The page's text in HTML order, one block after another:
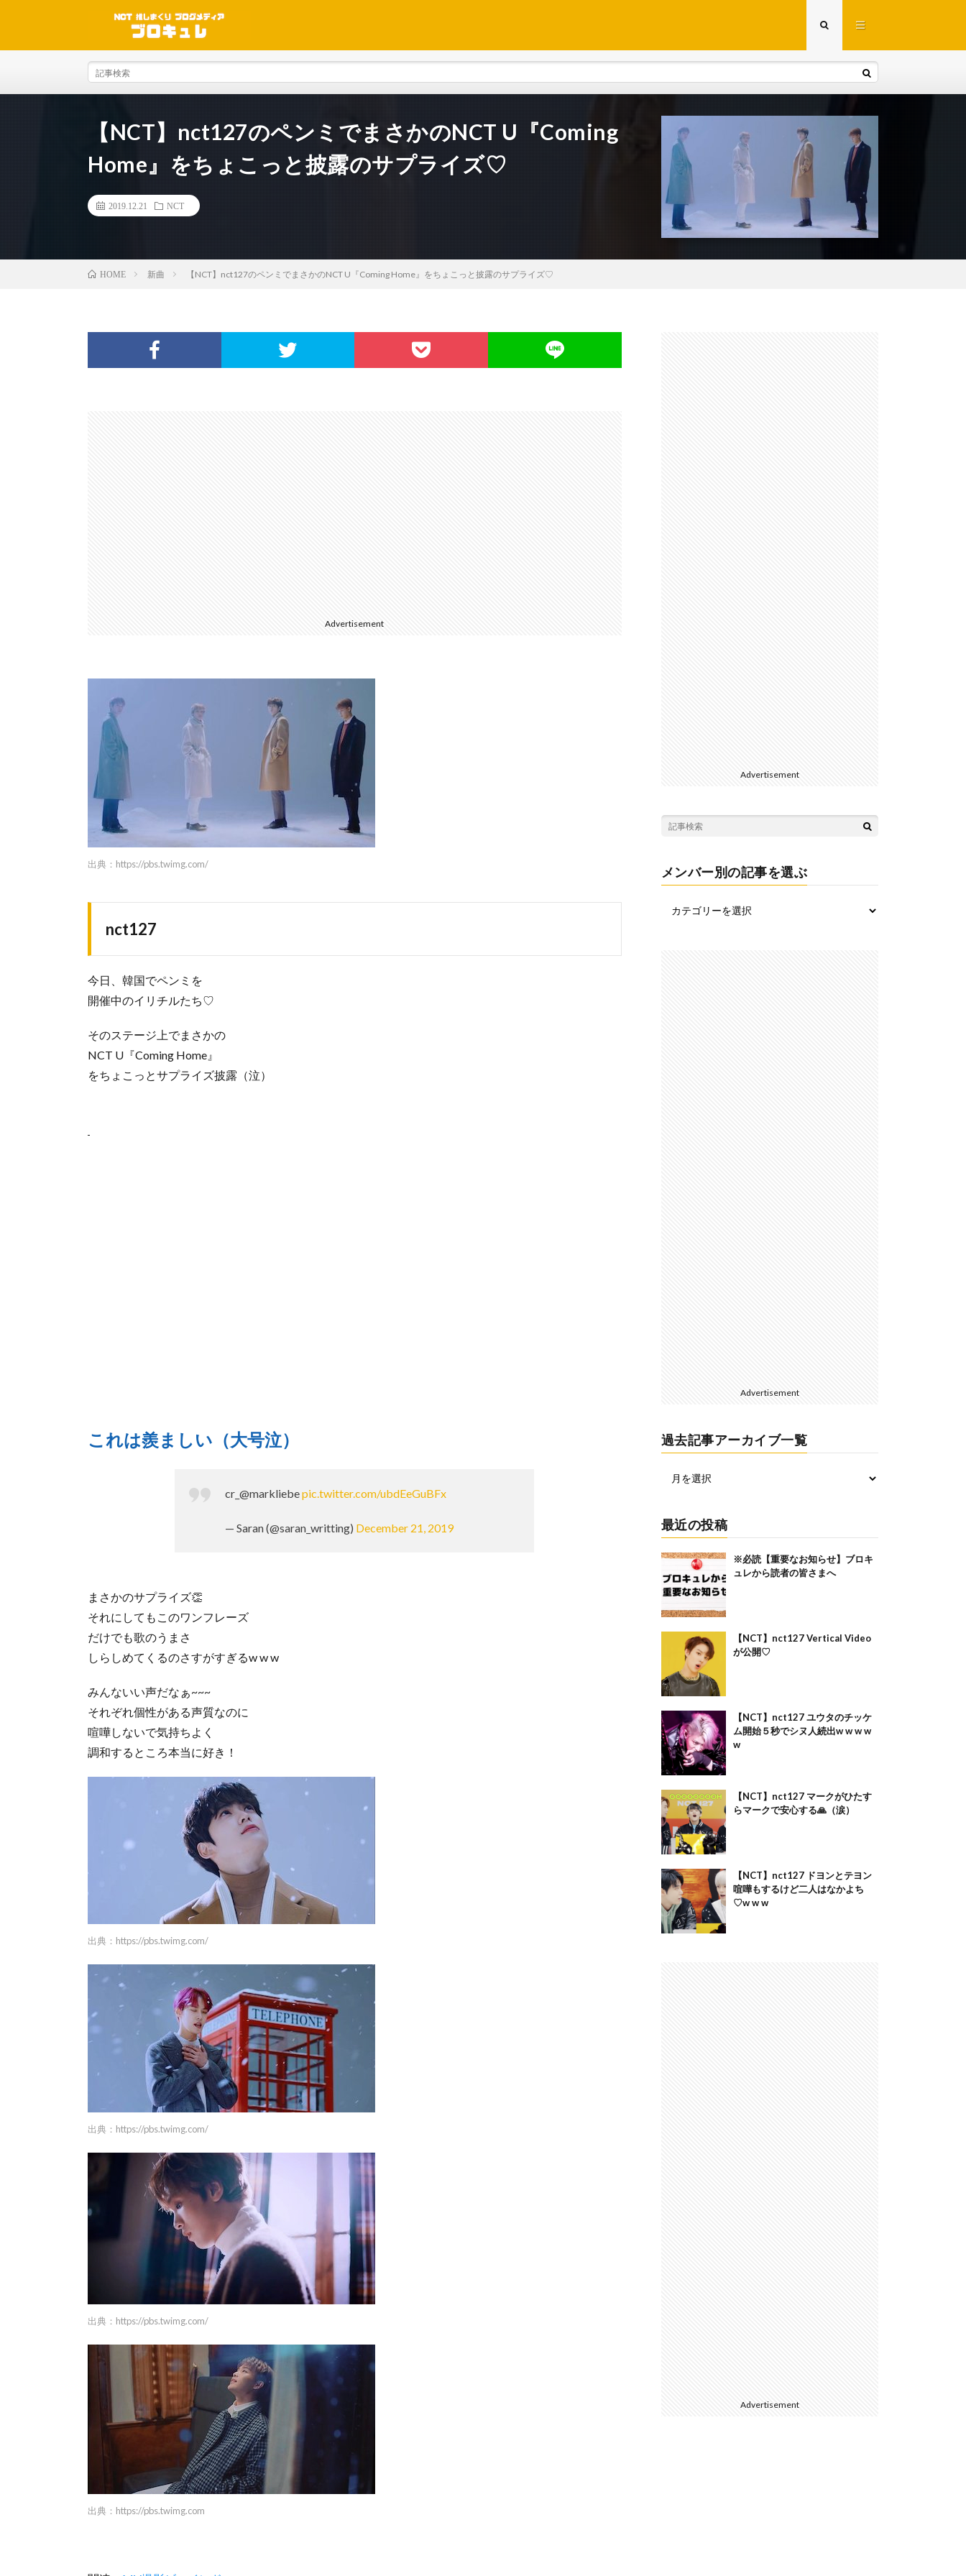
【NCT】nct127のペンミでまさかのNCT U『Coming
Home』をちょこっと披露のサプライズ♡
2019.12.21 NCT
HOME 新曲 【NCT】nct127のペンミでまさかのNCT U『Coming Home』をちょこっと披露のサプライズ♡
Advertisement
出典： https://pbs.twimg.com/
nct127
今日、韓国でペンミを
開催中のイリチルたち♡
そのステージ上でまさかの
NCT U『Coming Home』
をちょこっとサプライズ披露（泣）
これは羨ましい（大号泣）
cr_@markliebepic.twitter.com/ubdEeGuBFx
— Saran (@saran_writting) December 21, 2019
まさかのサプライズ👏
それにしてもこのワンフレーズ
だけでも歌のうまさ
しらしめてくるのさすがすぎるw w w
みんないい声だなぁ~~~
それぞれ個性がある声質なのに
喧嘩しないで気持ちよく
調和するところ本当に好き！
出典： https://pbs.twimg.com/
出典： https://pbs.twimg.com/
出典： https://pbs.twimg.com/
出典： https://pbs.twimg.com
Advertisement
メンバー別の記事を選ぶ
Advertisement
過去記事アーカイブ一覧
最近の投稿
※必読【重要なお知らせ】ブロキ
ュレから読者の皆さまへ
【NCT】nct127 Vertical Video
が公開♡
【NCT】nct127 ユウタのチッケ
ム開始５秒でシヌ人続出w w w w
w
【NCT】nct127 マークがひたす
らマークで安心する🙏（涙）
【NCT】nct127 ドヨンとテヨン
喧嘩もするけど二人はなかよち
♡w w w
Advertisement